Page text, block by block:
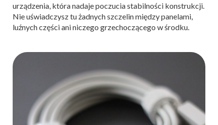
urządzenia, która nadaje poczucia stabilności konstrukcji.
Nie uświadczysz tu żadnych szczelin między panelami,
luźnych części ani niczego grzechoczącego w środku.